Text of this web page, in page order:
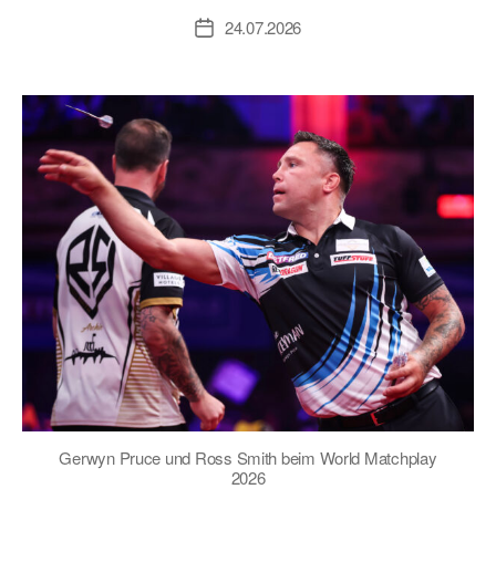
Veröffentlichungsdatum
24.07.2026
Gerwyn Pruce und Ross Smith beim World Matchplay
2026